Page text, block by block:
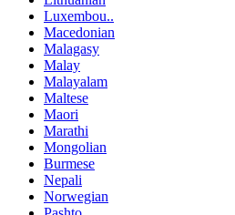
Luxembou..
Macedonian
Malagasy
Malay
Malayalam
Maltese
Maori
Marathi
Mongolian
Burmese
Nepali
Norwegian